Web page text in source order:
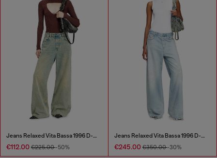
Jeans Relaxed Vita Bassa 1996 D-Sire
€112.00 €225.00-50%
Jeans Relaxed Vita Bassa 1996 D-Sire
€245.00 €350.00-30%